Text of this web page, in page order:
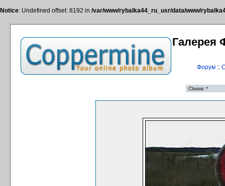
Notice: Undefined offset: 8192 in /var/www/rybalka44_ru_usr/data/www/
Галерея
Форум::